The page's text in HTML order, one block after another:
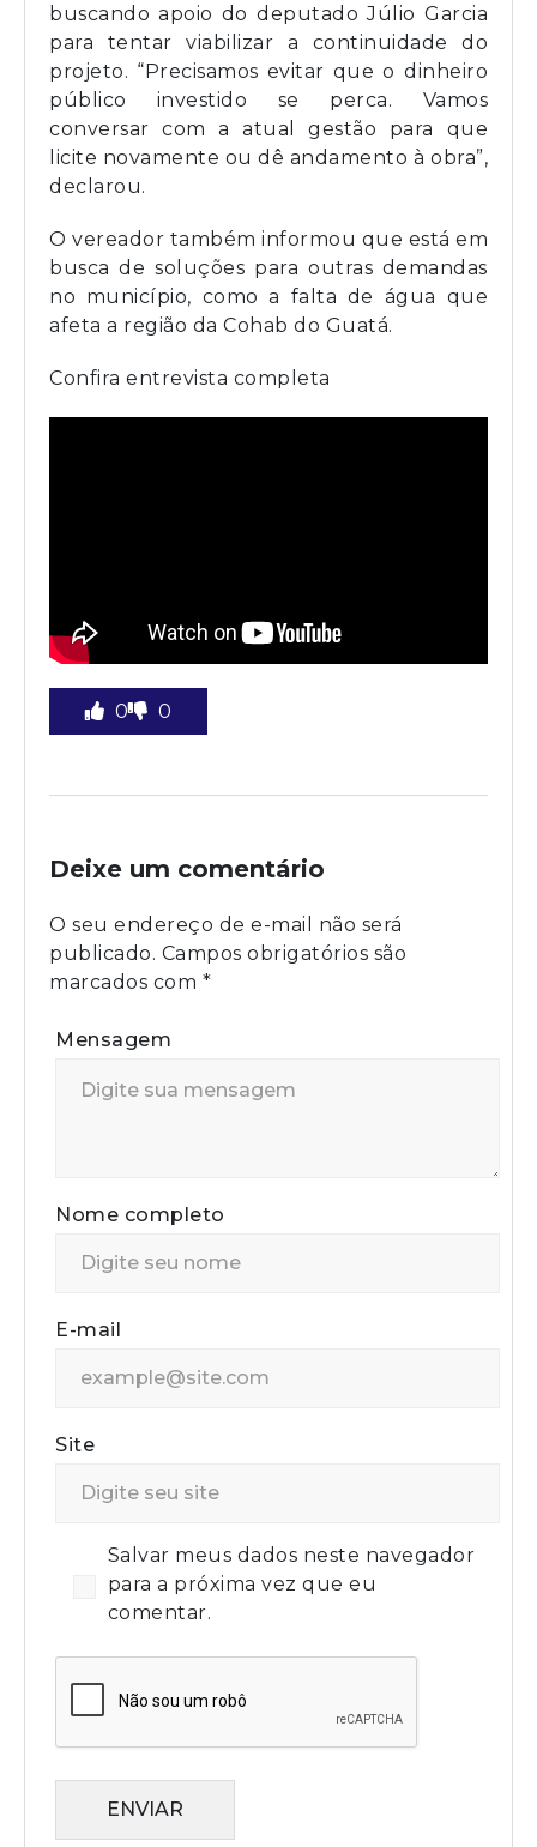
buscando apoio do deputado Júlio Garcia
para tentar viabilizar a continuidade do
projeto. “Precisamos evitar que o dinheiro
público investido se perca. Vamos
conversar com a atual gestão para que
licite novamente ou dê andamento à obra”,
declarou.
O vereador também informou que está em
busca de soluções para outras demandas
no município, como a falta de água que
afeta a região da Cohab do Guatá.
Confira entrevista completa
0 0
Deixe um comentário
O seu endereço de e-mail não será
publicado. Campos obrigatórios são
marcados com *
Mensagem
Nome completo
E-mail
Site
Salvar meus dados neste navegador
para a próxima vez que eu
comentar.
ENVIAR